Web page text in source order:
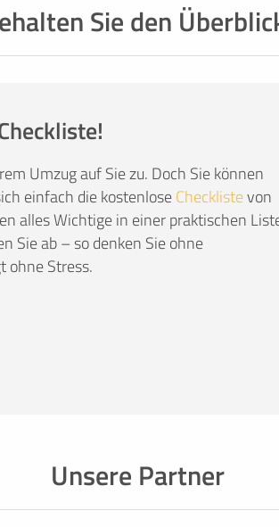
Sie den
Umzug auf Sie zu. Doch Sie können
einfach die kostenloseChecklistevon
alles Wichtige in einer praktischen
Sie ab – so denken Sie ohne
ohne Stress.
Unsere Partner